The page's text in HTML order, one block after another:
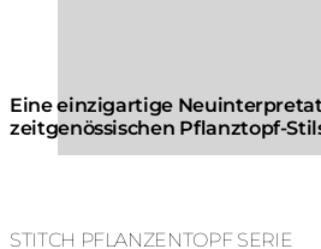
Eine einzigartige
zeitgenössischen Pflanztopf-
STITCH PFLANZENTOPF SERIE